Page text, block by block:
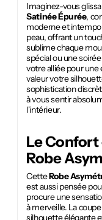
Imaginez-vous
Satinée Épurée,
moderne et
peau, offrant un
sublime chaque
spécial ou une
votre alliée pour
valeur votre
sophistication
à vous sentir
l'intérieur.
Le Confort
Robe
CetteRobe
est aussi pensée
procure une
à merveille. La
silhouette élégante